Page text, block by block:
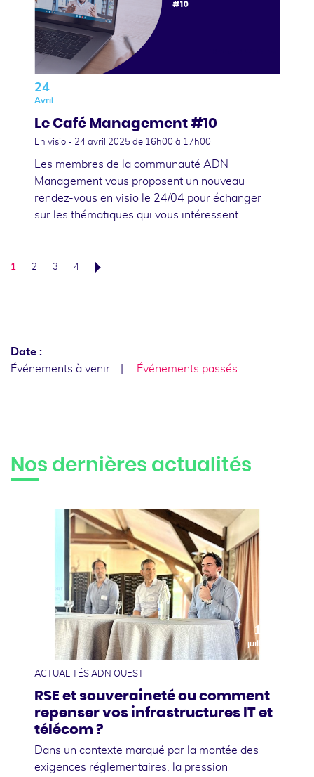
24
Avril
Le Café Management #10
En visio - 24 avril 2025 de 16h00 à 17h00
Les membres de la communauté ADN
Management vous proposent un nouveau
rendez-vous en visio le 24/04 pour échanger
sur les thématiques qui vous intéressent.
1 2 3 4
Date :
Événements à venir
Événements passés
Nos dernières actualités
10
juillet
ACTUALITÉS ADN OUEST
RSE et souveraineté ou comment
repenser vos infrastructures IT et
télécom ?
Dans un contexte marqué par la montée des
exigences réglementaires, la pression